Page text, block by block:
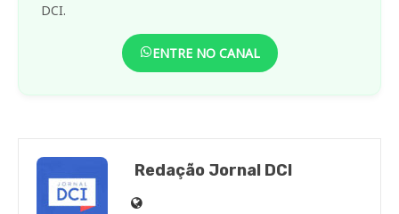
DCI.
ENTRE NO CANAL
Redação Jornal DCI
Site